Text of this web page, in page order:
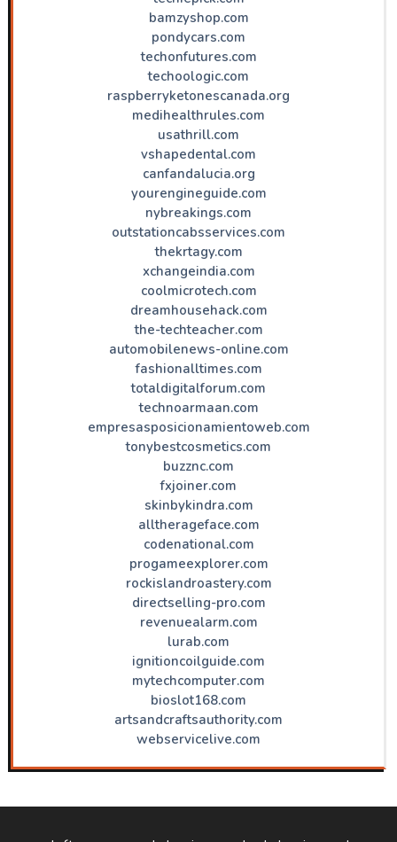
bamzyshop.com
pondycars.com
techonfutures.com
techoologic.com
raspberryketonescanada.org
medihealthrules.com
usathrill.com
vshapedental.com
canfandalucia.org
yourengineguide.com
nybreakings.com
outstationcabsservices.com
thekrtagy.com
xchangeindia.com
coolmicrotech.com
dreamhousehack.com
the-techteacher.com
automobilenews-online.com
fashionalltimes.com
totaldigitalforum.com
technoarmaan.com
empresasposicionamientoweb.com
tonybestcosmetics.com
buzznc.com
fxjoiner.com
skinbykindra.com
alltherageface.com
codenational.com
progameexplorer.com
rockislandroastery.com
directselling-pro.com
revenuealarm.com
lurab.com
ignitioncoilguide.com
mytechcomputer.com
bioslot168.com
artsandcraftsauthority.com
webservicelive.com